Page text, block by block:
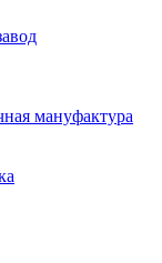
мануфактура